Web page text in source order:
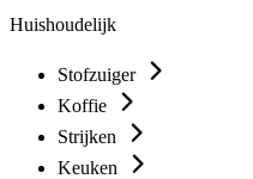
Huishoudelijk
Stofzuiger
Koffie
Strijken
Keuken